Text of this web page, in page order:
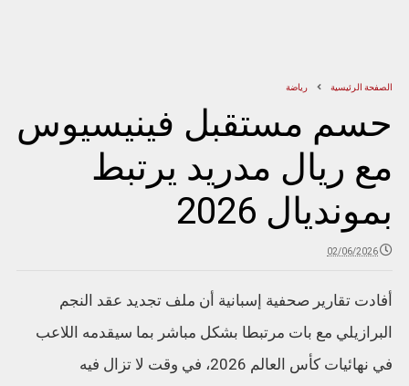
الصفحة الرئيسية رياضة
حسم مستقبل فينيسيوس
مع ريال مدريد يرتبط
بمونديال 2026
02/06/2026
أفادت تقارير صحفية إسبانية أن ملف تجديد عقد النجم
البرازيلي مع بات مرتبطا بشكل مباشر بما سيقدمه اللاعب
في نهائيات كأس العالم 2026، في وقت لا تزال فيه